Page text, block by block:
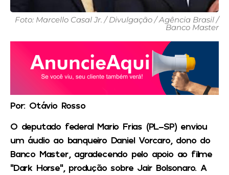
Foto: Marcello Casal Jr. / Divulgação / Agência Brasil /
Banco Master
Por: Otávio Rosso
O deputado federal Mario Frias (PL-SP) enviou
um áudio ao banqueiro Daniel Vorcaro, dono do
Banco Master, agradecendo pelo apoio ao filme
“Dark Horse”, produção sobre Jair Bolsonaro. A